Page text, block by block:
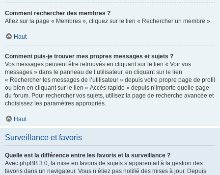
Comment rechercher des membres ?
Allez sur la page « Membres », cliquez sur le lien « Rechercher un membre ».
Haut
Comment puis-je trouver mes propres messages et sujets ?
Vos messages peuvent être retrouvés en cliquant sur le lien « Voir vos
messages » dans le panneau de l’utilisateur, en cliquant sur le lien
« Rechercher les messages de l’utilisateur » depuis votre propre page de profil
ou bien en cliquant sur le lien « Accès rapide » depuis n’importe quelle page
du forum. Pour rechercher vos sujets, utilisez la page de recherche avancée et
choisissez les paramètres appropriés.
Haut
Surveillance et favoris
Quelle est la différence entre les favoris et la surveillance ?
Avec phpBB 3.0, la mise en favoris de sujets s’apparentait à la gestion des
favoris dans un navigateur. Vous n’étiez pas notifié des mises à jour. Depuis